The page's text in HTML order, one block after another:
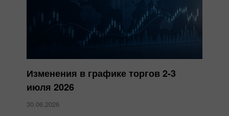
Изменения в графике торгов 2-3
июля 2026
30.06.2026